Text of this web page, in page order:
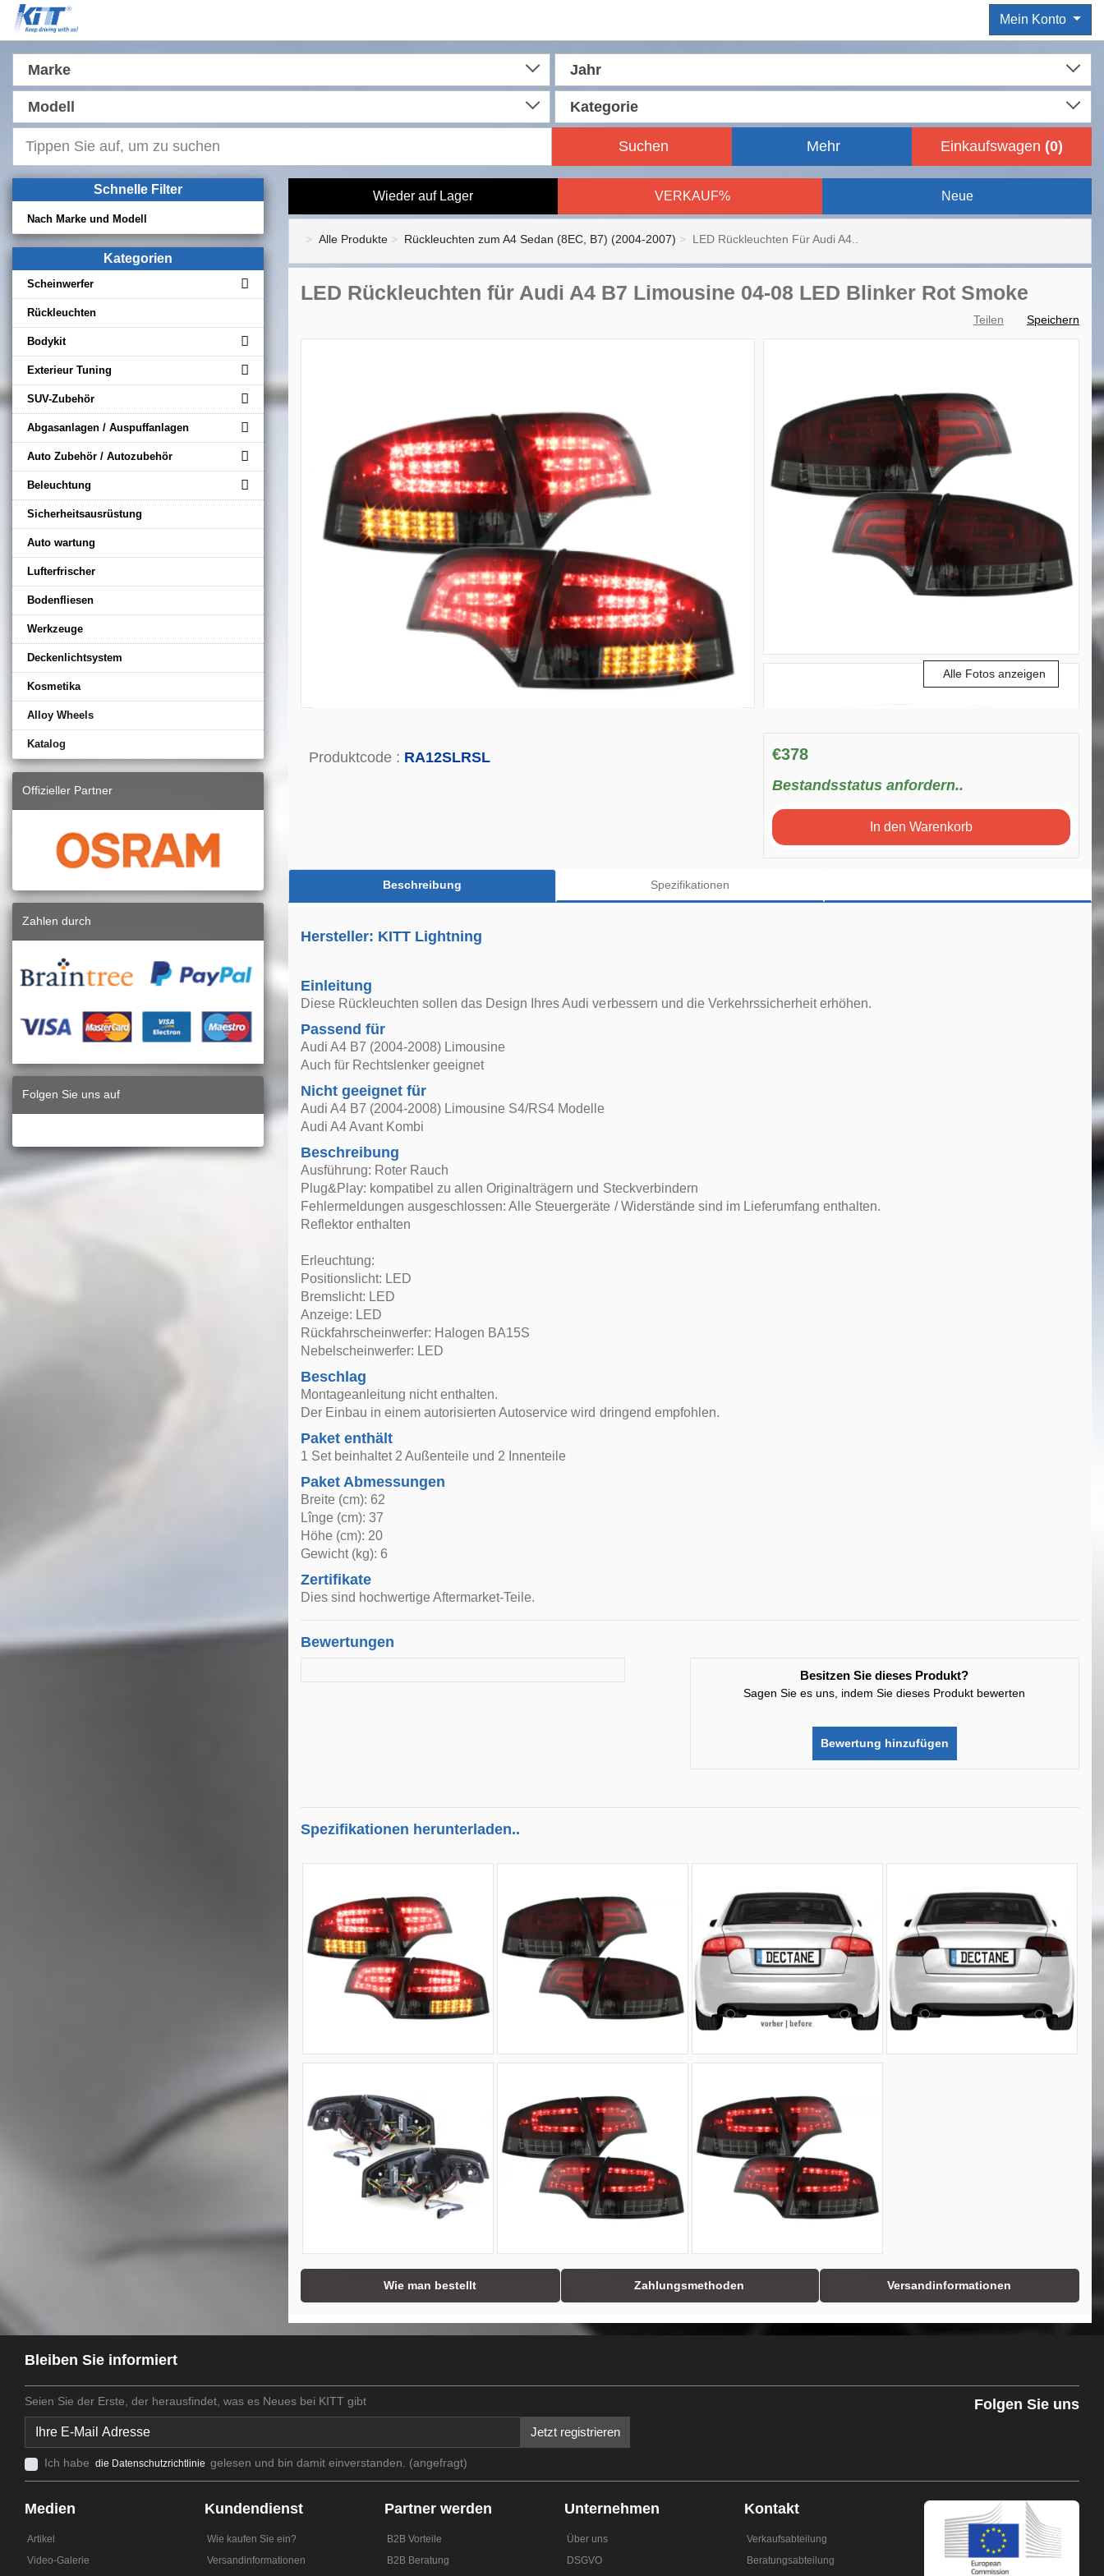
Mein Konto
Marke Jahr
Modell Kategorie
Suchen Mehr Einkaufswagen (0)
Schnelle Filter
Nach Marke und Modell
Kategorien
Scheinwerfer
Rückleuchten
Bodykit
Exterieur Tuning
SUV-Zubehör
Abgasanlagen / Auspuffanlagen
Auto Zubehör / Autozubehör
Beleuchtung
Sicherheitsausrüstung
Auto wartung
Lufterfrischer
Bodenfliesen
Werkzeuge
Deckenlichtsystem
Kosmetika
Alloy Wheels
Katalog
Offizieller Partner
Zahlen durch
Folgen Sie uns auf
Wieder auf Lager VERKAUF% Neue
Alle Produkte Rückleuchten zum A4 Sedan (8EC, B7) (2004-2007) LED Rückleuchten Für Audi A4..
LED Rückleuchten für Audi A4 B7 Limousine 04-08 LED Blinker Rot Smoke
Teilen Speichern
Alle Fotos anzeigen
Produktcode : RA12SLRSL €378
Bestandsstatus anfordern..
In den Warenkorb
Beschreibung Spezifikationen
Hersteller: KITT Lightning
Einleitung
Diese Rückleuchten sollen das Design Ihres Audi verbessern und die Verkehrssicherheit erhöhen.
Passend für
Audi A4 B7 (2004-2008) Limousine
Auch für Rechtslenker geeignet
Nicht geeignet für
Audi A4 B7 (2004-2008) Limousine S4/RS4 Modelle
Audi A4 Avant Kombi
Beschreibung
Ausführung: Roter Rauch
Plug&Play: kompatibel zu allen Originalträgern und Steckverbindern
Fehlermeldungen ausgeschlossen: Alle Steuergeräte / Widerstände sind im Lieferumfang enthalten.
Reflektor enthalten
Erleuchtung:
Positionslicht: LED
Bremslicht: LED
Anzeige: LED
Rückfahrscheinwerfer: Halogen BA15S
Nebelscheinwerfer: LED
Beschlag
Montageanleitung nicht enthalten.
Der Einbau in einem autorisierten Autoservice wird dringend empfohlen.
Paket enthält
1 Set beinhaltet 2 Außenteile und 2 Innenteile
Paket Abmessungen
Breite (cm): 62
Lînge (cm): 37
Höhe (cm): 20
Gewicht (kg): 6
Zertifikate
Dies sind hochwertige Aftermarket-Teile.
Bewertungen
Besitzen Sie dieses Produkt?
Sagen Sie es uns, indem Sie dieses Produkt bewerten
Bewertung hinzufügen
Spezifikationen herunterladen..
Wie man bestellt Zahlungsmethoden Versandinformationen
Bleiben Sie informiert
Seien Sie der Erste, der herausfindet, was es Neues bei KITT gibt
Jetzt registrieren
Ich habe die Datenschutzrichtlinie gelesen und bin damit einverstanden. (angefragt)
Folgen Sie uns
Medien
Artikel
Video-Galerie
Kundendienst
Wie kaufen Sie ein?
Versandinformationen
Partner werden
B2B Vorteile
B2B Beratung
Unternehmen
Über uns
DSGVO
Kontakt
Verkaufsabteilung
Beratungsabteilung